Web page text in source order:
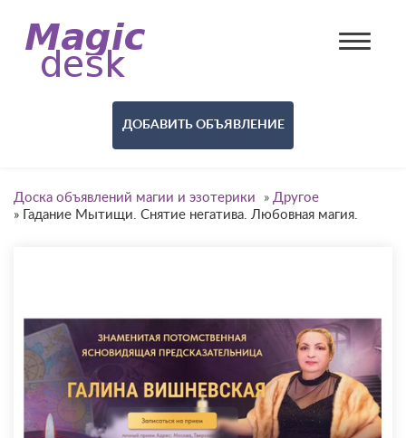
ДОБАВИТЬ ОБЪЯВЛЕНИЕ
Доска объявлений магии и эзотерики » Другое
»
Гадание Мытищи. Снятие негатива. Любовная магия.